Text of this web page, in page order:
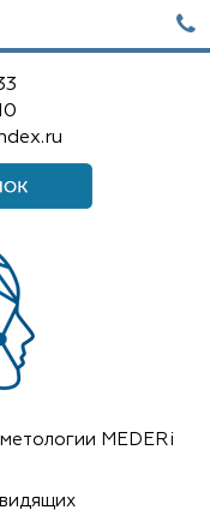

MEDERi